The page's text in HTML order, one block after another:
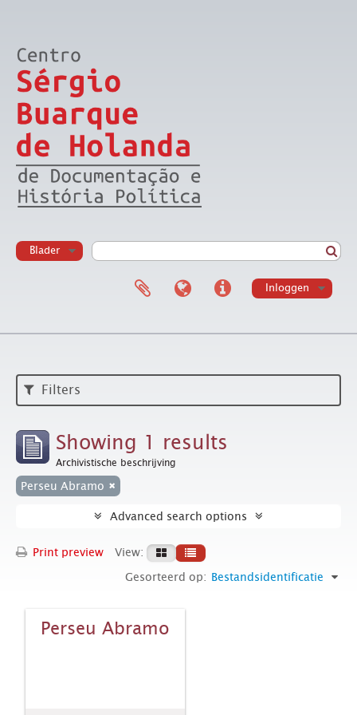
Blader
Inloggen
Filters
Showing 1 results
Archivistische beschrijving
Perseu Abramo
Advanced search options
Print preview
View:
Gesorteerd op: Bestandsidentificatie
Perseu Abramo